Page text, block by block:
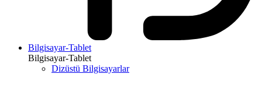
Bilgisayar-Tablet
Bilgisayar-Tablet
Dizüstü Bilgisayarlar